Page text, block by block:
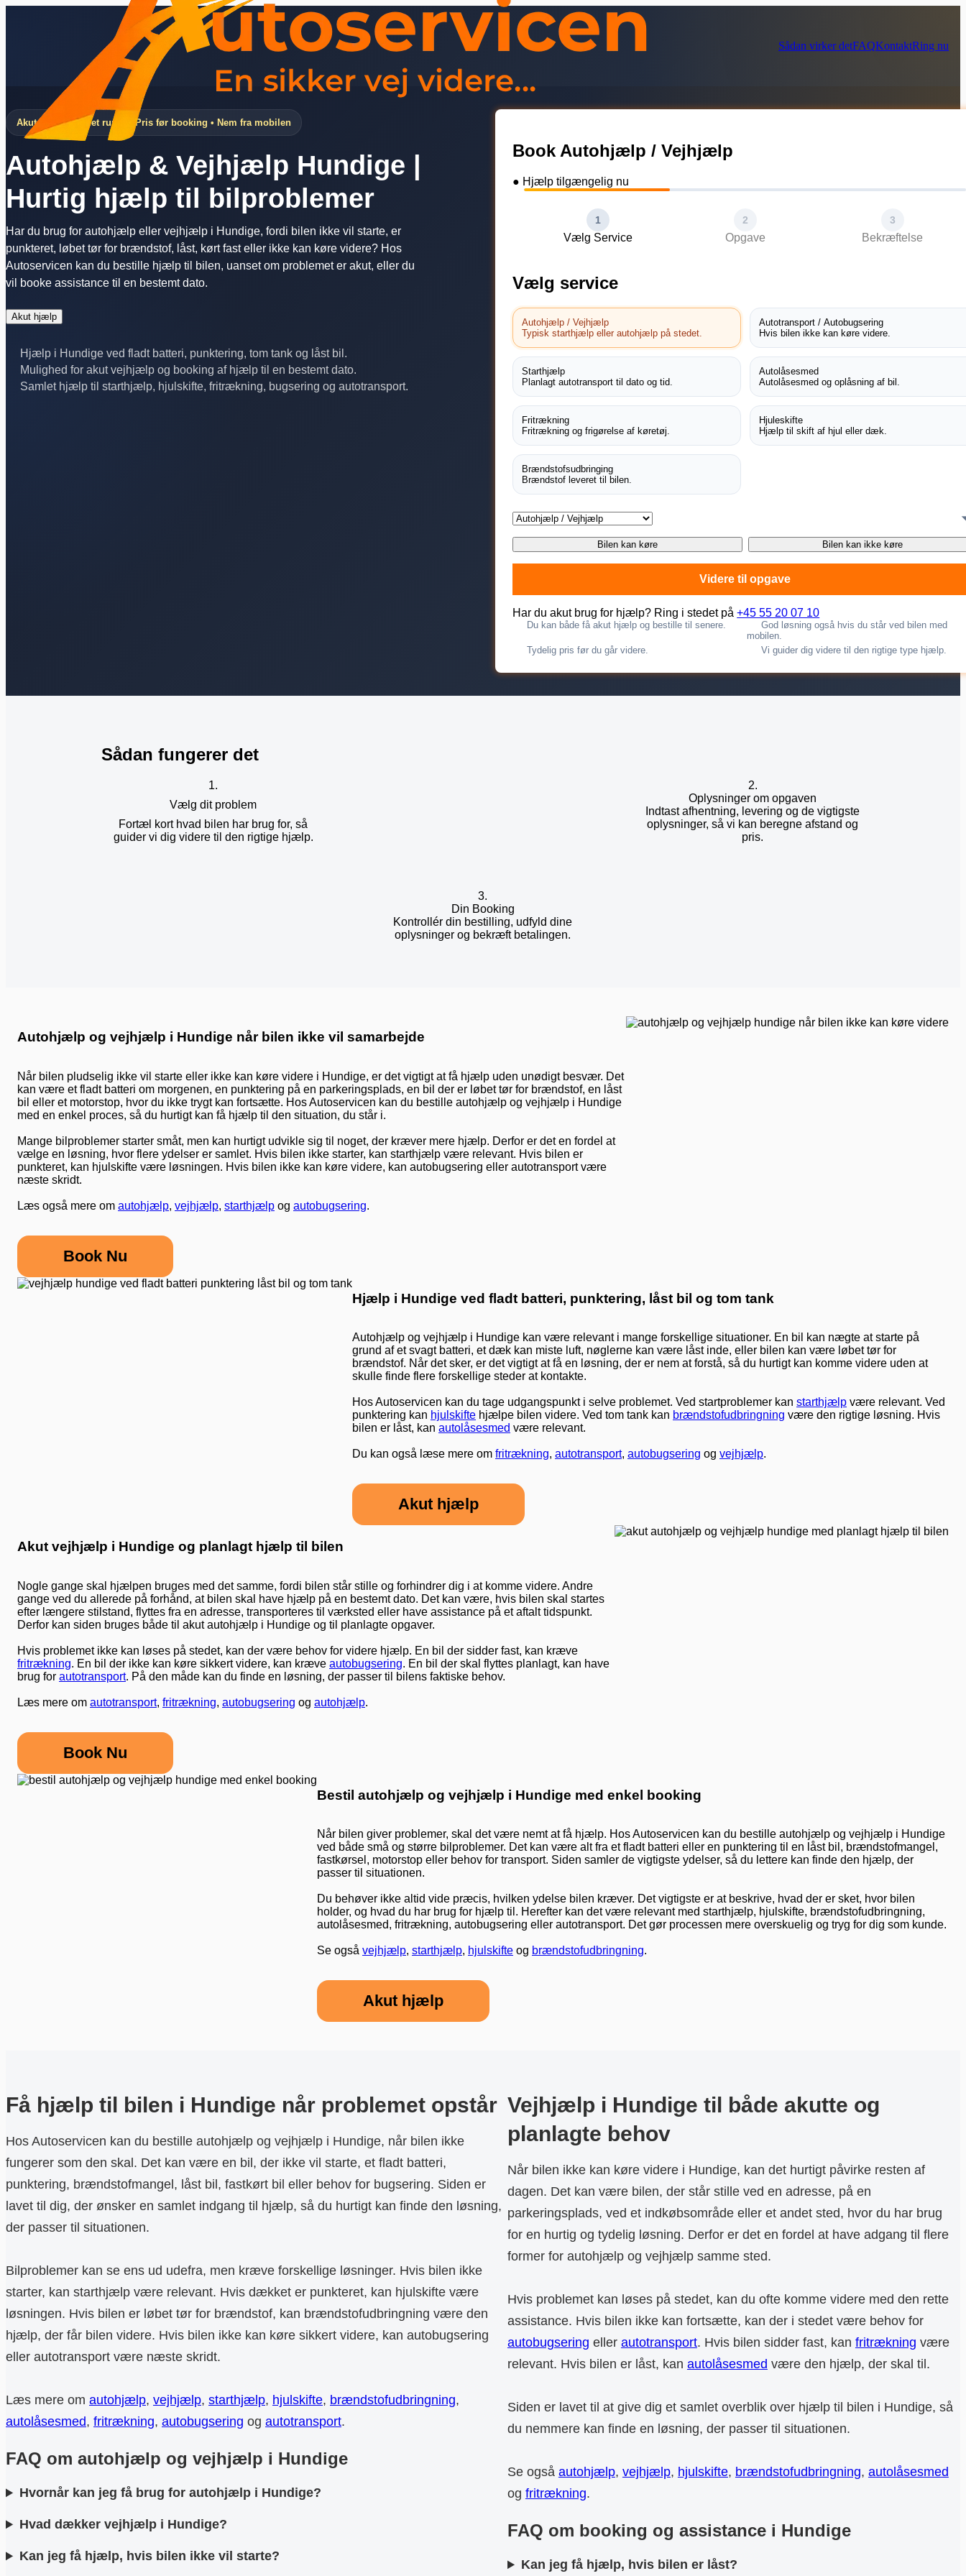
Sådan virker detFAQKontaktRing nu
Akut hjælp døgnet rundt • Pris før booking • Nem fra mobilen
Autohjælp & Vejhjælp Hundige |
Hurtig hjælp til bilproblemer
Har du brug for autohjælp eller vejhjælp i Hundige, fordi bilen ikke vil starte, er
punkteret, løbet tør for brændstof, låst, kørt fast eller ikke kan køre videre? Hos
Autoservicen kan du bestille hjælp til bilen, uanset om problemet er akut, eller du
vil booke assistance til en bestemt dato.
Akut hjælp
Hjælp i Hundige ved fladt batteri, punktering, tom tank og låst bil.
Mulighed for akut vejhjælp og booking af hjælp til en bestemt dato.
Samlet hjælp til starthjælp, hjulskifte, fritrækning, bugsering og autotransport.
Book Autohjælp / Vejhjælp
● Hjælp tilgængelig nu
1
Vælg Service
2
Opgave
3
Bekræftelse
Vælg service
Autohjælp / Vejhjælp
Typisk starthjælp eller autohjælp på stedet.
Autotransport / Autobugsering
Hvis bilen ikke kan køre videre.
Starthjælp
Planlagt autotransport til dato og tid.
Autolåsesmed
Autolåsesmed og oplåsning af bil.
Fritrækning
Fritrækning og frigørelse af køretøj.
Hjuleskifte
Hjælp til skift af hjul eller dæk.
Brændstofsudbringing
Brændstof leveret til bilen.
Bilen kan køre Bilen kan ikke køre
Videre til opgave
Har du akut brug for hjælp? Ring i stedet på+45 55 20 07 10
Du kan både få akut hjælp og bestille til senere.
God løsning også hvis du står ved bilen med
mobilen.
Tydelig pris før du går videre.
Vi guider dig videre til den rigtige type hjælp.
Sådan fungerer det
1.
Vælg dit problem
Fortæl kort hvad bilen har brug for, så
guider vi dig videre til den rigtige hjælp.
2.
Oplysninger om opgaven
Indtast afhentning, levering og de vigtigste
oplysninger, så vi kan beregne afstand og
pris.
3.
Din Booking
Kontrollér din bestilling, udfyld dine
oplysninger og bekræft betalingen.
Autohjælp og vejhjælp i Hundige når bilen ikke vil samarbejde
Når bilen pludselig ikke vil starte eller ikke kan køre videre i Hundige, er det vigtigt at få hjælp uden unødigt besvær. Det
kan være et fladt batteri om morgenen, en punktering på en parkeringsplads, en bil der er løbet tør for brændstof, en låst
bil eller et motorstop, hvor du ikke trygt kan fortsætte. Hos Autoservicen kan du bestille autohjælp og vejhjælp i Hundige
med en enkel proces, så du hurtigt kan få hjælp til den situation, du står i.
Mange bilproblemer starter småt, men kan hurtigt udvikle sig til noget, der kræver mere hjælp. Derfor er det en fordel at
vælge en løsning, hvor flere ydelser er samlet. Hvis bilen ikke starter, kan starthjælp være relevant. Hvis bilen er
punkteret, kan hjulskifte være løsningen. Hvis bilen ikke kan køre videre, kan autobugsering eller autotransport være
næste skridt.
Læs også mere om autohjælp, vejhjælp, starthjælp og autobugsering.
Book Nu
Hjælp i Hundige ved fladt batteri, punktering, låst bil og tom tank
Autohjælp og vejhjælp i Hundige kan være relevant i mange forskellige situationer. En bil kan nægte at starte på
grund af et svagt batteri, et dæk kan miste luft, nøglerne kan være låst inde, eller bilen kan være løbet tør for
brændstof. Når det sker, er det vigtigt at få en løsning, der er nem at forstå, så du hurtigt kan komme videre uden at
skulle finde flere forskellige steder at kontakte.
Hos Autoservicen kan du tage udgangspunkt i selve problemet. Ved startproblemer kan starthjælp være relevant. Ved
punktering kan hjulskifte hjælpe bilen videre. Ved tom tank kan brændstofudbringning være den rigtige løsning. Hvis
bilen er låst, kan autolåsesmed være relevant.
Du kan også læse mere om fritrækning, autotransport, autobugsering og vejhjælp.
Akut hjælp
Akut vejhjælp i Hundige og planlagt hjælp til bilen
Nogle gange skal hjælpen bruges med det samme, fordi bilen står stille og forhindrer dig i at komme videre. Andre
gange ved du allerede på forhånd, at bilen skal have hjælp på en bestemt dato. Det kan være, hvis bilen skal startes
efter længere stilstand, flyttes fra en adresse, transporteres til værksted eller have assistance på et aftalt tidspunkt.
Derfor kan siden bruges både til akut autohjælp i Hundige og til planlagte opgaver.
Hvis problemet ikke kan løses på stedet, kan der være behov for videre hjælp. En bil der sidder fast, kan kræve
fritrækning. En bil der ikke kan køre sikkert videre, kan kræve autobugsering. En bil der skal flyttes planlagt, kan have
brug for autotransport. På den måde kan du finde en løsning, der passer til bilens faktiske behov.
Læs mere om autotransport, fritrækning, autobugsering og autohjælp.
Book Nu
Bestil autohjælp og vejhjælp i Hundige med enkel booking
Når bilen giver problemer, skal det være nemt at få hjælp. Hos Autoservicen kan du bestille autohjælp og vejhjælp i Hundige
ved både små og større bilproblemer. Det kan være alt fra et fladt batteri eller en punktering til en låst bil, brændstofmangel,
fastkørsel, motorstop eller behov for transport. Siden samler de vigtigste ydelser, så du lettere kan finde den hjælp, der
passer til situationen.
Du behøver ikke altid vide præcis, hvilken ydelse bilen kræver. Det vigtigste er at beskrive, hvad der er sket, hvor bilen
holder, og hvad du har brug for hjælp til. Herefter kan det være relevant med starthjælp, hjulskifte, brændstofudbringning,
autolåsesmed, fritrækning, autobugsering eller autotransport. Det gør processen mere overskuelig og tryg for dig som kunde.
Se også vejhjælp, starthjælp, hjulskifte og brændstofudbringning.
Akut hjælp
Få hjælp til bilen i Hundige når problemet opstår
Hos Autoservicen kan du bestille autohjælp og vejhjælp i Hundige, når bilen ikke
fungerer som den skal. Det kan være en bil, der ikke vil starte, et fladt batteri,
punktering, brændstofmangel, låst bil, fastkørt bil eller behov for bugsering. Siden er
lavet til dig, der ønsker en samlet indgang til hjælp, så du hurtigt kan finde den løsning,
der passer til situationen.
Bilproblemer kan se ens ud udefra, men kræve forskellige løsninger. Hvis bilen ikke
starter, kan starthjælp være relevant. Hvis dækket er punkteret, kan hjulskifte være
løsningen. Hvis bilen er løbet tør for brændstof, kan brændstofudbringning være den
hjælp, der får bilen videre. Hvis bilen ikke kan køre sikkert videre, kan autobugsering
eller autotransport være næste skridt.
Læs mere om autohjælp, vejhjælp, starthjælp, hjulskifte, brændstofudbringning,
autolåsesmed, fritrækning, autobugsering og autotransport.
FAQ om autohjælp og vejhjælp i Hundige
Hvornår kan jeg få brug for autohjælp i Hundige?
Hvad dækker vejhjælp i Hundige?
Kan jeg få hjælp, hvis bilen ikke vil starte?
Vejhjælp i Hundige til både akutte og
planlagte behov
Når bilen ikke kan køre videre i Hundige, kan det hurtigt påvirke resten af
dagen. Det kan være bilen, der står stille ved en adresse, på en
parkeringsplads, ved et indkøbsområde eller et andet sted, hvor du har brug
for en hurtig og tydelig løsning. Derfor er det en fordel at have adgang til flere
former for autohjælp og vejhjælp samme sted.
Hvis problemet kan løses på stedet, kan du ofte komme videre med den rette
assistance. Hvis bilen ikke kan fortsætte, kan der i stedet være behov for
autobugsering eller autotransport. Hvis bilen sidder fast, kan fritrækning være
relevant. Hvis bilen er låst, kan autolåsesmed være den hjælp, der skal til.
Siden er lavet til at give dig et samlet overblik over hjælp til bilen i Hundige, så
du nemmere kan finde en løsning, der passer til situationen.
Se også autohjælp, vejhjælp, hjulskifte, brændstofudbringning, autolåsesmed
og fritrækning.
FAQ om booking og assistance i Hundige
Kan jeg få hjælp, hvis bilen er låst?